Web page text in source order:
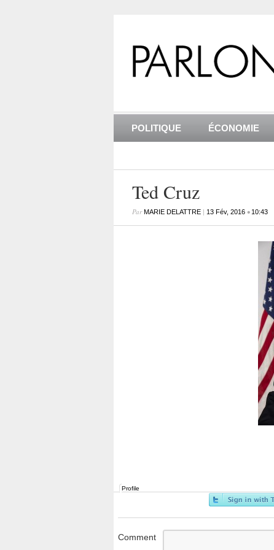
POLITIQUE ÉCONOMIE
Ted Cruz
ParMARIE DELATTRE| 13 Fév, 2016• 10:43
Profile
Comment